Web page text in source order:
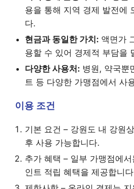
용을 통해 지역 경제 발전에
다.
현금과 동일한 가치: 액면가
용할 수 있어 경제적 부담을
다양한 사용처: 병원, 약국뿐
트 등 다양한 가맹점에서 사
이용 조건
기본 요건 – 강원도 내 강원
후 사용 가능합니다.
추가 혜택 – 일부 가맹점에
인트 적립 혜택을 제공합니